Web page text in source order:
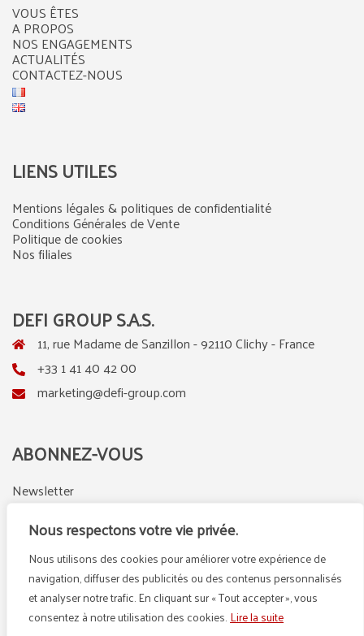
Nous respectons votre vie privée.
Nous utilisons des cookies pour améliorer votre expérience de
navigation, diffuser des publicités ou des contenus personnalisés
et analyser notre trafic. En cliquant sur « Tout accepter », vous
consentez à notre utilisation des cookies.Lire la suite
VOUS ÊTES
A PROPOS
NOS ENGAGEMENTS
ACTUALITÉS
CONTACTEZ-NOUS
LIENS UTILES
Mentions légales & politiques de confidentialité
Conditions Générales de Vente
Politique de cookies
Nos filiales
DEFI GROUP S.A.S.
11, rue Madame de Sanzillon - 92110 Clichy - France
+33 1 41 40 42 00
marketing@defi-group.com
ABONNEZ-VOUS
Newsletter
LinkedIn
Instagram